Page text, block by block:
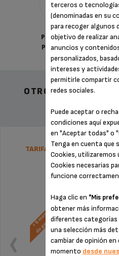
POLÍTICA DE
PRIVACIDAD
OTROS
TARIFA PLANA DE
terceros o
(denominadas en su
para recoger algunos
objetivo de realizar
anuncios y
personalizados,
intereses y
permitirle compartir
redes sociales.
Puede aceptar o
condiciones aquí
en "Aceptar todas" o
Tenga en cuenta que
Cookies, utilizaremos
Cookies necesarias
funcione
Haga clic en "Mis
obtener más
diferentes categorías
una selección más
cambiar de opinión en
momento desde